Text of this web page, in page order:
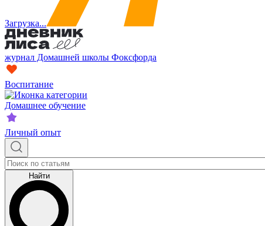
Загрузка...
журнал Домашней школы Фоксфорда
Воспитание
Домашнее обучение
Личный опыт
Найти